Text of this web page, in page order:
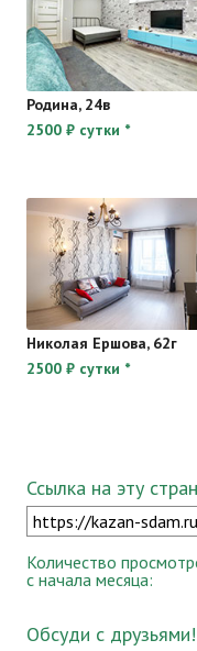
Родина, 24в
2500 ₽ сутки *
Николая Ершова, 62г
2500 ₽ сутки *
Ссылка на эту
Количество
с начала месяца:
Обсуди с друзьями!